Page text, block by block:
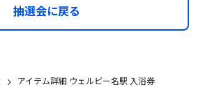
抽選会に戻る
アイテム詳細 ウェルビー名駅 入浴券